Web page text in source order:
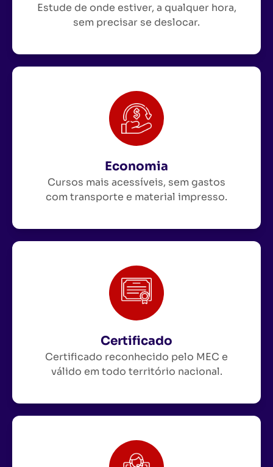
Estude de onde estiver, a qualquer hora,
sem precisar se deslocar.
Economia
Cursos mais acessíveis, sem gastos
com transporte e material impresso.
Certificado
Certificado reconhecido pelo MEC e
válido em todo território nacional.